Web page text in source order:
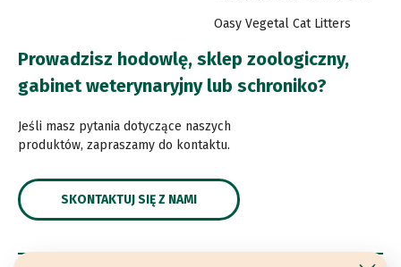
Oasy Vegetal Cat Litters
Prowadzisz hodowlę, sklep zoologiczny,
gabinet weterynaryjny lub schroniko?
Jeśli masz pytania dotyczące naszych
produktów, zapraszamy do kontaktu.
SKONTAKTUJ SIĘ Z NAMI